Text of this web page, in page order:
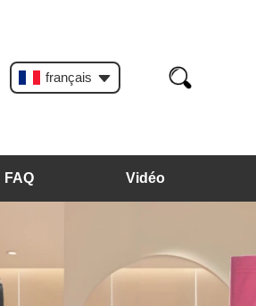
français
FAQ Vidéo